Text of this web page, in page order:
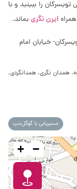
را ببینید و با
ایرن نگریبماند.
خیابان امام
همدان نگری، همدانگردی،
مسیریابی با گوگل‌مپ
+ −